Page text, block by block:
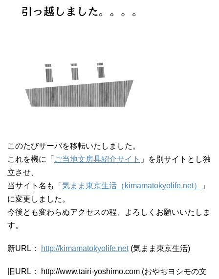
このたびサーバを移転いたしました。
これを機に「 ご当地文房具紹介サイト 」を別サイトとし独
立させ、
当サイト名も「 気まま東京生活（kimamatokyolife.net）
」
に変更しました。
今後とも変わらぬアクセスの程、よろしくお願いいたしま
す。
新URL： http://kimamatokyolife.net(気まま東京生活)
旧URL： http://www.tairi-yoshimo.com (おやぢヨシモの文